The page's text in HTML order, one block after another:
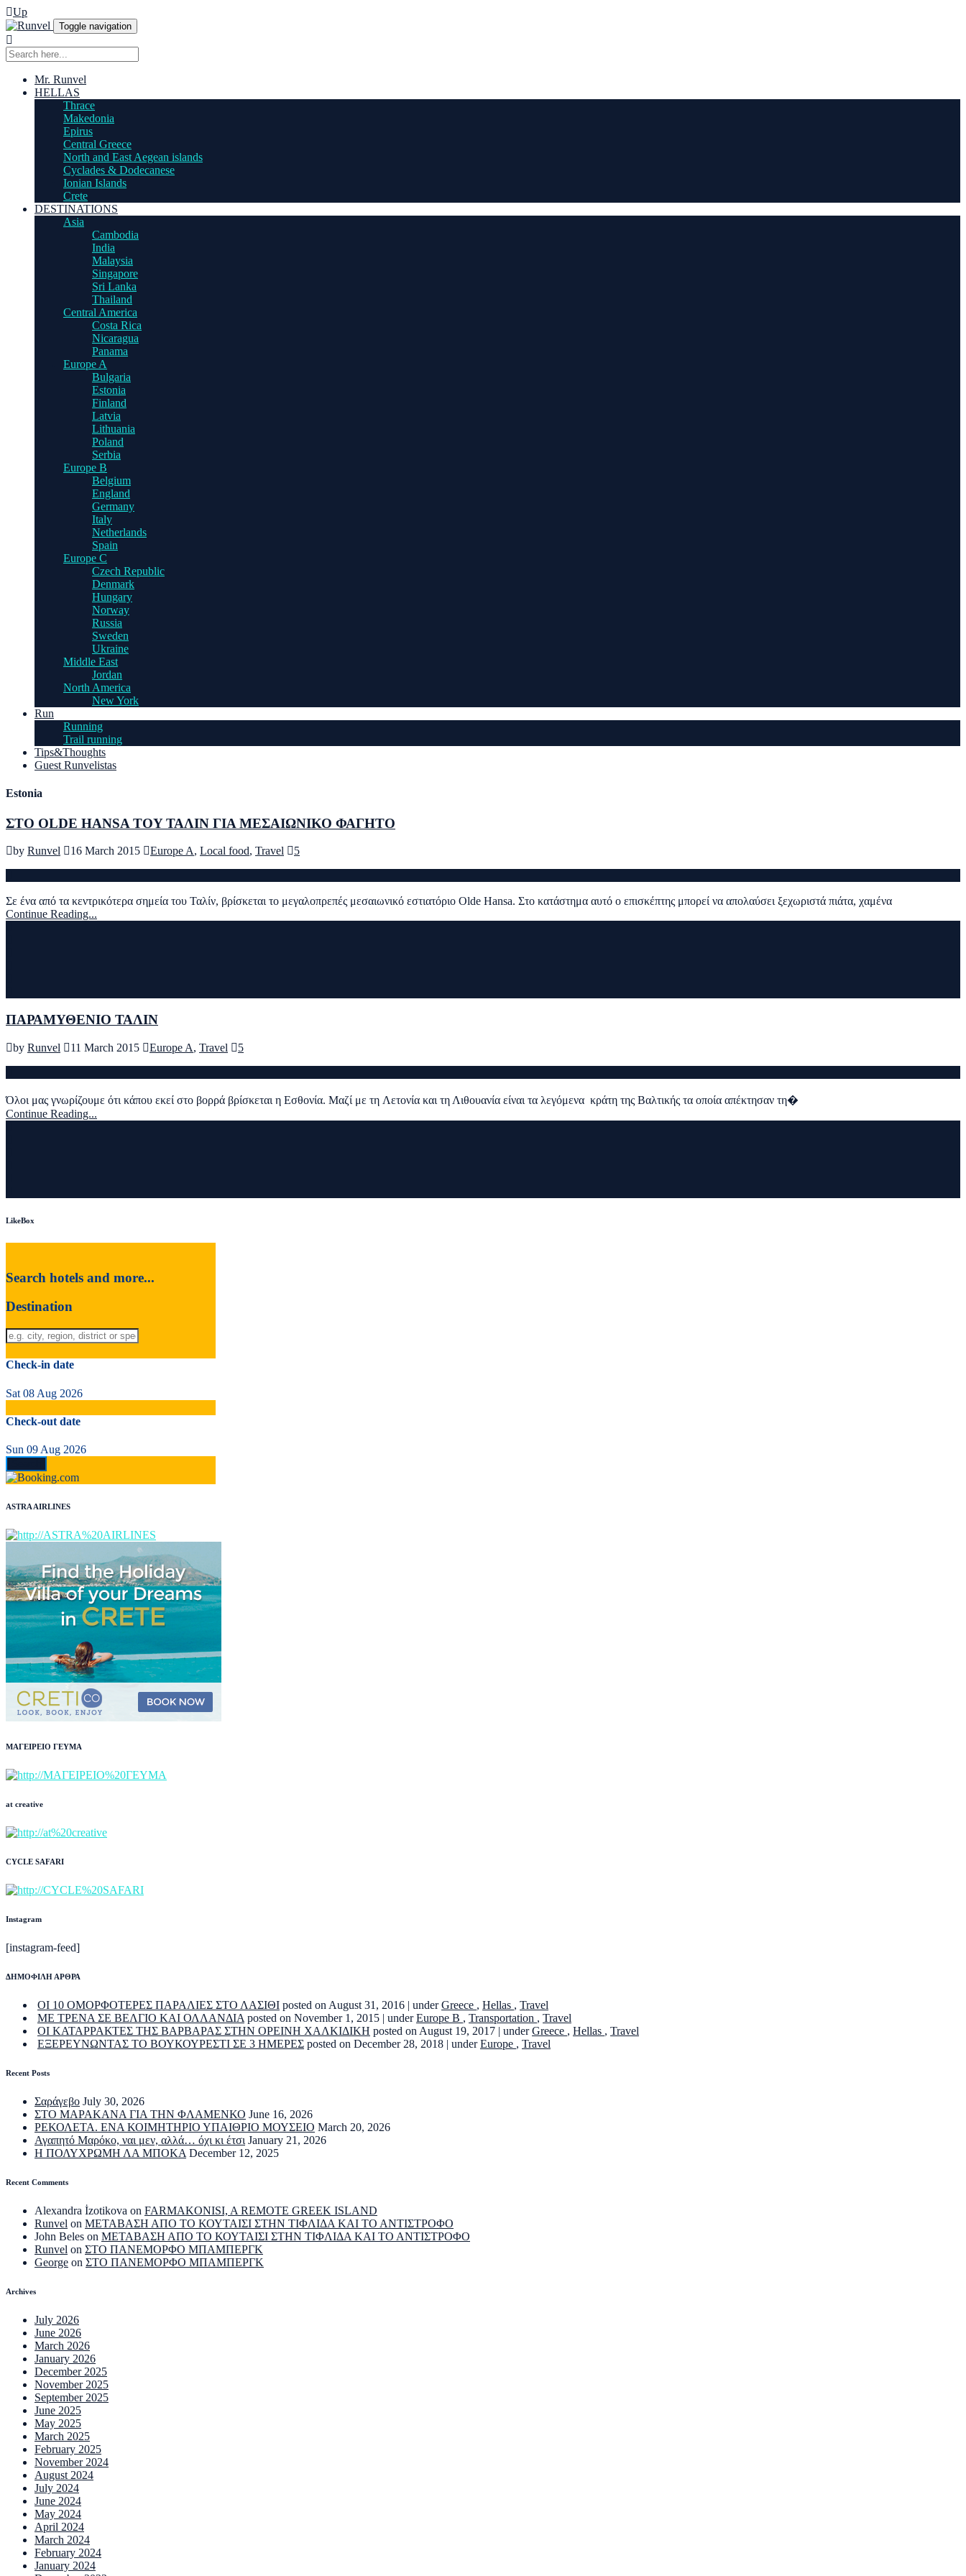
Up
Toggle navigation
Mr. Runvel
HELLAS
Thrace
Makedonia
Epirus
Central Greece
North and East Aegean islands
Cyclades & Dodecanese
Ionian Islands
Crete
DESTINATIONS
Asia
Cambodia
India
Malaysia
Singapore
Sri Lanka
Thailand
Central America
Costa Rica
Nicaragua
Panama
Europe A
Bulgaria
Estonia
Finland
Latvia
Lithuania
Poland
Serbia
Europe B
Belgium
England
Germany
Italy
Netherlands
Spain
Europe C
Czech Republic
Denmark
Hungary
Norway
Russia
Sweden
Ukraine
Middle East
Jordan
North America
New York
Run
Running
Trail running
Tips&Thoughts
Guest Runvelistas
Estonia
ΣΤΟ OLDE HANSA TOY ΤΑΛΙΝ ΓΙΑ ΜΕΣΑΙΩΝΙΚΟ ΦΑΓΗΤΟ
by Runvel 16 March 2015 Europe A, Local food, Travel 5
Σε ένα από τα κεντρικότερα σημεία του Ταλίν, βρίσκεται το μεγαλοπρεπές μεσαιωνικό εστιατόριο Olde Hansa. Στο κατάστημα αυτό ο επισκέπτης μπορεί να απολαύσει ξεχωριστά πιάτα, χαμένα
Continue Reading...
ΠΑΡΑΜΥΘΕΝΙΟ ΤΑΛΙΝ
by Runvel 11 March 2015 Europe A, Travel 5
Όλοι μας γνωρίζουμε ότι κάπου εκεί στο βορρά βρίσκεται η Εσθονία. Μαζί με τη Λετονία και τη Λιθουανία είναι τα λεγόμενα κράτη της Βαλτικής τα οποία απέκτησαν τη�
Continue Reading...
LikeBox
Search hotels and more...
Destination
Check-in date
Sat 08 Aug 2026
Check-out date
Sun 09 Aug 2026
ASTRA AIRLINES
ΜΑΓΕΙΡΕΙΟ ΓΕΥΜΑ
at creative
CYCLE SAFARI
Instagram
[instagram-feed]
ΔΗΜΟΦΙΛΗ ΑΡΘΡΑ
ΟΙ 10 ΟΜΟΡΦΟΤΕΡΕΣ ΠΑΡΑΛΙΕΣ ΣΤΟ ΛΑΣΙΘΙ posted on August 31, 2016 | underGreece , Hellas , Travel
ΜΕ ΤΡΕΝΑ ΣΕ ΒΕΛΓΙΟ ΚΑΙ ΟΛΛΑΝΔΙΑ posted on November 1, 2015 | underEurope B , Transportation , Travel
ΟΙ ΚΑΤΑΡΡΑΚΤΕΣ ΤΗΣ ΒΑΡΒΑΡΑΣ ΣΤΗΝ ΟΡΕΙΝΗ ΧΑΛΚΙΔΙΚΗ posted on August 19, 2017 | underGreece , Hellas , Travel
ΕΞΕΡΕΥΝΩΝΤΑΣ ΤΟ ΒΟΥΚΟΥΡΕΣΤΙ ΣΕ 3 ΗΜΕΡΕΣ posted on December 28, 2018 | underEurope , Travel
Recent Posts
Σαράγεβο July 30, 2026
ΣΤΟ ΜΑΡΑΚΑΝΑ ΓΙΑ ΤΗΝ ΦΛΑΜΕΝΚΟ June 16, 2026
ΡΕΚΟΛΕΤΑ. ΕΝΑ ΚΟΙΜΗΤΗΡΙΟ ΥΠΑΙΘΡΙΟ ΜΟΥΣΕΙΟ March 20, 2026
Αγαπητό Μαρόκο, ναι μεν, αλλά… όχι κι έτσι January 21, 2026
Η ΠΟΛΥΧΡΩΜΗ ΛΑ ΜΠΟΚΑ December 12, 2025
Recent Comments
Alexandra İzotikova on FARMAKONISI, A REMOTE GREEK ISLAND
Runvel on ΜΕΤΑΒΑΣΗ ΑΠΟ ΤΟ ΚΟΥΤΑΙΣΙ ΣΤΗΝ ΤΙΦΛΙΔΑ ΚΑΙ ΤΟ ΑΝΤΙΣΤΡΟΦΟ
John Beles on ΜΕΤΑΒΑΣΗ ΑΠΟ ΤΟ ΚΟΥΤΑΙΣΙ ΣΤΗΝ ΤΙΦΛΙΔΑ ΚΑΙ ΤΟ ΑΝΤΙΣΤΡΟΦΟ
Runvel on ΣΤΟ ΠΑΝΕΜΟΡΦΟ ΜΠΑΜΠΕΡΓΚ
George on ΣΤΟ ΠΑΝΕΜΟΡΦΟ ΜΠΑΜΠΕΡΓΚ
Archives
July 2026
June 2026
March 2026
January 2026
December 2025
November 2025
September 2025
June 2025
May 2025
March 2025
February 2025
November 2024
August 2024
July 2024
June 2024
May 2024
April 2024
March 2024
February 2024
January 2024